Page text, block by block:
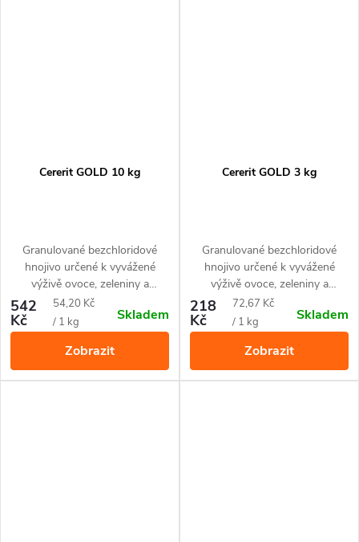
Cererit GOLD 10 kg
Granulované bezchloridové
hnojivo určené k vyvážené
výživě ovoce, zeleniny a
okrasných rostlin. U jehličnanů
je účinnou prevencí proti
hnědnutí jehlic.
542
Kč
Měrná
cena:
54,20 Kč
/ 1 kg
Skladem
Zobrazit
Cererit GOLD 3 kg
Granulované bezchloridové
hnojivo určené k vyvážené
výživě ovoce, zeleniny a
okrasných rostlin. U jehličnanů
je účinnou prevencí proti
hnědnutí jehlic.
218
Kč
Měrná
cena:
72,67 Kč
/ 1 kg
Skladem
Zobrazit